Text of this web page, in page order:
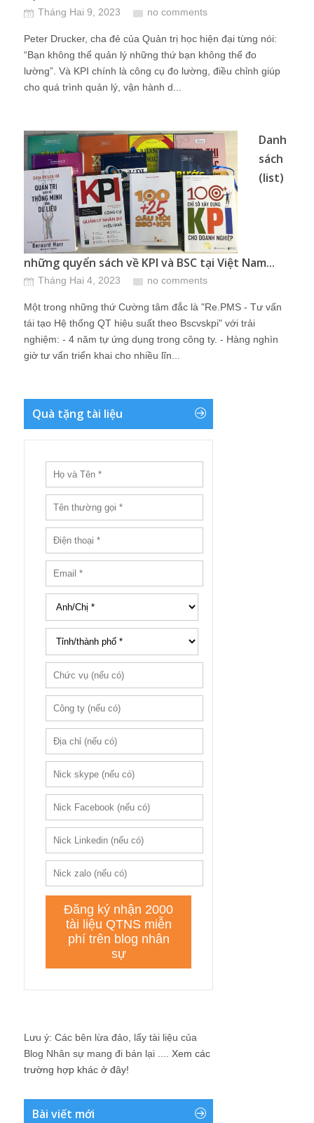
Tháng Hai 9, 2023 no comments
Peter Drucker, cha đẻ của Quản trị học hiện đại từng nói:
“Bạn không thể quản lý những thứ bạn không thể đo
lường”. Và KPI chính là công cụ đo lường, điều chỉnh giúp
cho quá trình quản lý, vận hành d...
Danh
sách
(list)
những quyển sách về KPI và BSC tại Việt Nam...
Tháng Hai 4, 2023 no comments
Một trong những thứ Cường tâm đắc là "Re.PMS - Tư vấn
tái tạo Hệ thống QT hiệu suất theo Bscvskpi" với trải
nghiệm: - 4 năm tự ứng dụng trong công ty. - Hàng nghìn
giờ tư vấn triển khai cho nhiều lĩn...
Quà tặng tài liệu
Lưu ý: Các bên lừa đảo, lấy tài liệu của
Blog Nhân sự mang đi bán lại .... Xem các
trường hợp khác ở đây!
Bài viết mới